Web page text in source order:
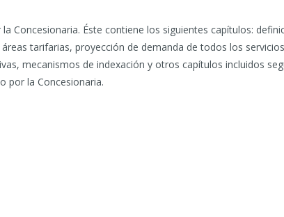
Concesionaria. Éste contiene los siguientes capítulos:
tarifarias, proyección de demanda de todos los
mecanismos de indexación y otros capítulos incluidos
por la Concesionaria.